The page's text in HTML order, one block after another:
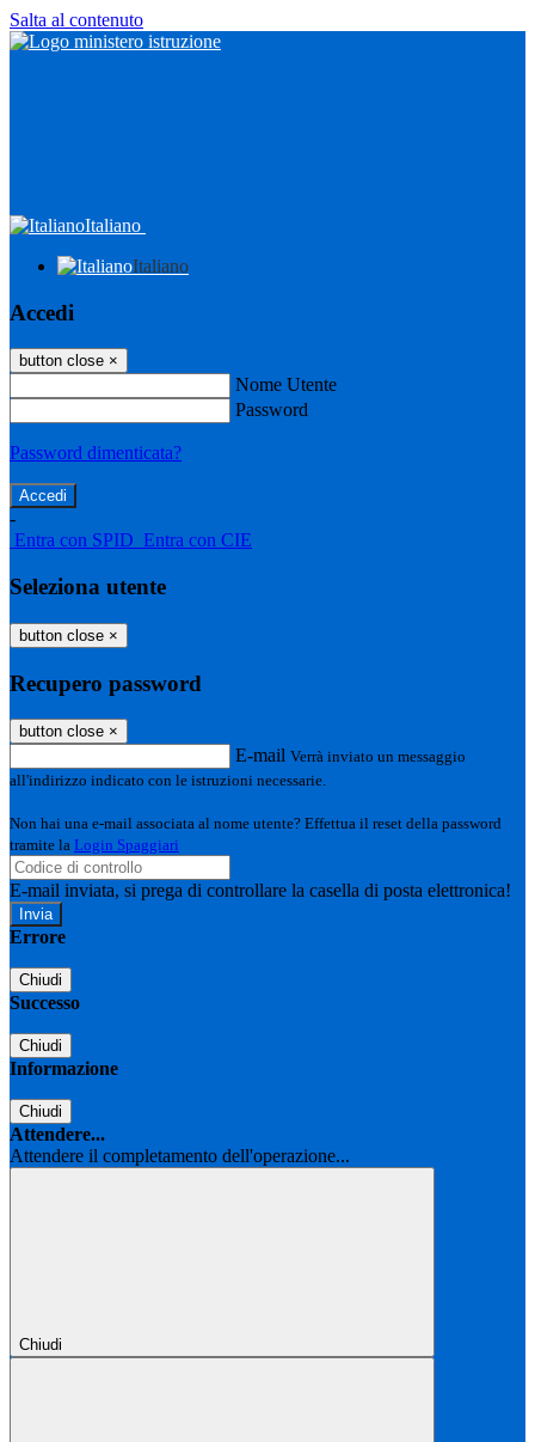
Salta al contenuto
Italiano
Italiano
Accedi
button close ×
Nome Utente
Password
Password dimenticata?
-
Entra con SPID Entra con CIE
Seleziona utente
button close ×
Recupero password
button close ×
E-mail Verrà inviato un messaggio
all'indirizzo indicato con le istruzioni necessarie.
Non hai una e-mail associata al nome utente? Effettua il reset della password
tramite la Login Spaggiari
E-mail inviata, si prega di controllare la casella di posta elettronica!
Errore
Chiudi
Successo
Chiudi
Informazione
Chiudi
Attendere...
Attendere il completamento dell'operazione...
Chiudi